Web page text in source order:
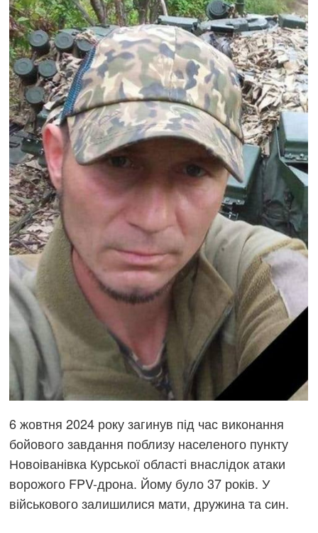
6 жовтня 2024 року загинув під час виконання
бойового завдання поблизу населеного пункту
Новоіванівка Курської області внаслідок атаки
ворожого FPV-дрона. Йому було 37 років. У
військового залишилися мати, дружина та син.